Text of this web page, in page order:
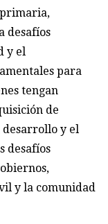
desafíos
y el
para
tengan
de
desarrollo y el
desafíos
y la comunidad